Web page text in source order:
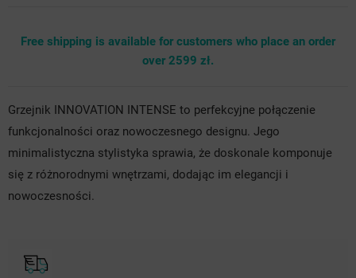
Free shipping is available for customers who place an order
over 2599 zł.
Grzejnik INNOVATION INTENSE to perfekcyjne połączenie
funkcjonalności oraz nowoczesnego designu. Jego
minimalistyczna stylistyka sprawia, że doskonale komponuje
się z różnorodnymi wnętrzami, dodając im elegancji i
nowoczesności.